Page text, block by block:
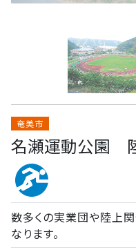
奄美市
名瀬運動公園
数多くの実業団や陸上
なります。